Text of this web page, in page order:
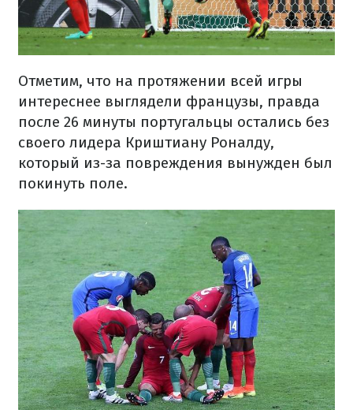
Отметим, что на протяжении всей игры
интереснее выглядели французы, правда
после 26 минуты португальцы остались без
своего лидера Криштиану Роналду,
который из-за повреждения вынужден был
покинуть поле.